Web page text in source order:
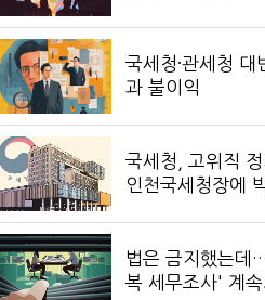
국세청·관세청 대
과 불이익
국세청, 고위직
인천국세청장에
법은 금지했는데
복 세무조사' 계